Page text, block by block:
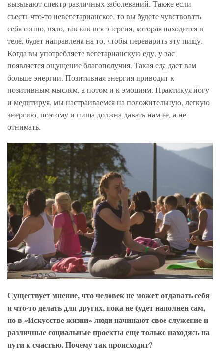
вызывают спектр различных заболеваний. Также если
съесть что-то невегетарианское, то вы будете чувствовать
себя сонно, вяло, так как вся энергия, которая находится в
теле, будет направлена на то, чтобы переварить эту пищу.
Когда вы употребляете вегетарианскую еду, у вас
появляется ощущение благополучия. Такая еда дает вам
больше энергии. Позитивная энергия приводит к
позитивным мыслям, а потом и к эмоциям. Практикуя йогу
и медитируя, мы настраиваемся на положительную, легкую
энергию, поэтому и пища должна давать нам ее, а не
отнимать.
Существует мнение, что человек не может отдавать себя
и что-то делать для других, пока не будет наполнен сам,
но в «Искусстве жизни» люди начинают свое служение и
различные социальные проекты еще только находясь на
пути к счастью. Почему так происходит?